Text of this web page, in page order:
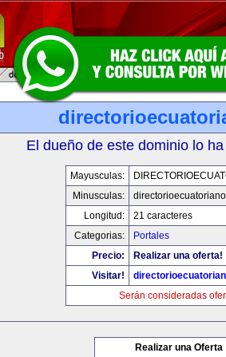
El dueño de este dominio lo
Mayusculas:
Minusculas:
Longitud:
21 caracteres
Categorias:
Portales
Precio:
Realizar una oferta!
Visitar!
Serán consideradas
Realizar una Oferta